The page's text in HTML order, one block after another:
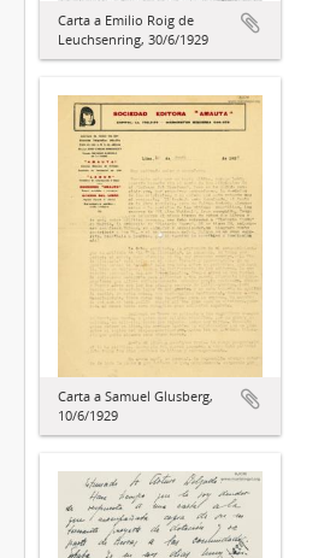
Carta a Emilio Roig de
Leuchsenring, 30/6/1929
Carta a Samuel Glusberg,
10/6/1929